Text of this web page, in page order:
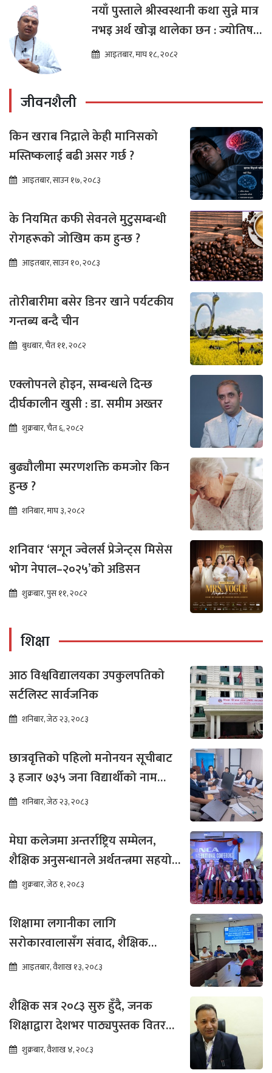
नयाँ पुस्ताले श्रीस्वस्थानी कथा सुन्ने मात्र
नभइ अर्थ खोज्न थालेका छन : ज्योतिष
तारा लोचन न्यौपाने
आइतबार, माघ १८, २०८२
जीवनशैली
किन खराब निद्राले केही मानिसको
मस्तिष्कलाई बढी असर गर्छ ?
आइतबार, साउन १७, २०८३
के नियमित कफी सेवनले मुटुसम्बन्धी
रोगहरूको जोखिम कम हुन्छ ?
आइतबार, साउन १०, २०८३
तोरीबारीमा बसेर डिनर खाने पर्यटकीय
गन्तब्य बन्दै चीन
बुधबार, चैत ११, २०८२
एक्लोपनले होइन, सम्बन्धले दिन्छ
दीर्घकालीन खुसी : डा. समीम अख्तर
शुक्रबार, चैत ६, २०८२
बुढ्यौलीमा स्मरणशक्ति कमजोर किन
हुन्छ ?
शनिबार, माघ ३, २०८२
शनिवार ‘सगून ज्वेलर्स प्रेजेन्ट्स मिसेस
भोग नेपाल–२०२५’को अडिसन
शुक्रबार, पुस ११, २०८२
शिक्षा
आठ विश्वविद्यालयका उपकुलपतिको
सर्टलिस्ट सार्वजनिक
शनिबार, जेठ २३, २०८३
छात्रवृत्तिको पहिलो मनोनयन सूचीबाट
३ हजार ७३५ जना विद्यार्थीको नाम
भर्नाका लागि सिफारिस
शनिबार, जेठ २३, २०८३
मेघा कलेजमा अन्तर्राष्ट्रिय सम्मेलन,
शैक्षिक अनुसन्धानले अर्थतन्त्रमा सहयोग
पुग्ने विश्वास
शुक्रबार, जेठ १, २०८३
शिक्षामा लगानीका लागि
सरोकारवालासँग संवाद, शैक्षिक
सुधारमा जोड
आइतबार, वैशाख १३, २०८३
शैक्षिक सत्र २०८३ सुरु हुँदै, जनक
शिक्षाद्वारा देशभर पाठ्यपुस्तक वितरण
तीव्रशुक्रबार, वैशाख ४, २०८३